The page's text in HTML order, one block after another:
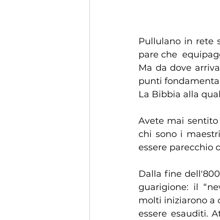
Pullulano in rete
pare che
Ma da dove
punti
La Bibbia alla
Avete mai sentito
chi sono i
essere parecchio
Dalla fine
guarigione: il
molti iniziarono a
essere esauditi.